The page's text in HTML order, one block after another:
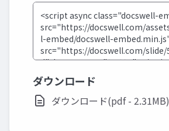
ダウンロード
ダウンロード(pdf - 2.31MB)